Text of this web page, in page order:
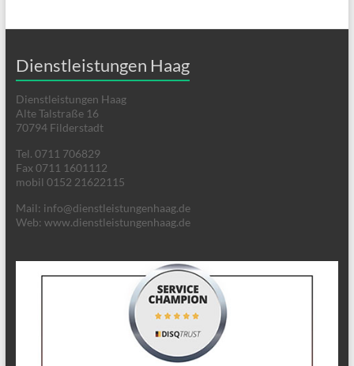
Dienstleistungen Haag
Dienstleistungen Haag
Alte Talstraße 16
70794 Filderstadt
Tel. 0711 706829
Fax 0711 1601112
mobil 0152 21622115
Mail: info@dienstleistungenhaag.de
Web: www.dienstleistungenhaag.de